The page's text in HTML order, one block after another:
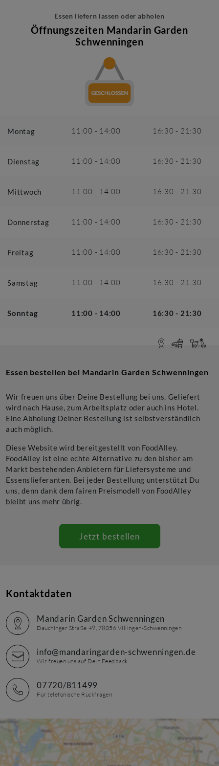
Essen liefern lassen oder abholen
Öffnungszeiten Mandarin Garden
Schwenningen
Montag 11:00 - 14:00 16:30 - 21:30
Dienstag 11:00 - 14:00 16:30 - 21:30
Mittwoch 11:00 - 14:00 16:30 - 21:30
Donnerstag 11:00 - 14:00 16:30 - 21:30
Freitag 11:00 - 14:00 16:30 - 21:30
Samstag 11:00 - 14:00 16:30 - 21:30
Sonntag 11:00 - 14:00 16:30 - 21:30
Essen bestellen bei Mandarin Garden Schwenningen
Wir freuen uns über Deine Bestellung bei uns. Geliefert
wird nach Hause, zum Arbeitsplatz oder auch ins Hotel.
Eine Abholung Deiner Bestellung ist selbstverständlich
auch möglich.
Diese Website wird bereitgestellt von FoodAlley.
FoodAlley ist eine echte Alternative zu den bisher am
Markt bestehenden Anbietern für Liefersysteme und
Essenslieferanten. Bei jeder Bestellung unterstützt Du
uns, denn dank dem fairen Preismodell von FoodAlley
bleibt uns mehr übrig.
Jetzt bestellen
Kontaktdaten
Mandarin Garden Schwenningen
Dauchinger Straße 49, 78056 Villingen-Schwenningen
info@mandaringarden-schwenningen.de
Wir freuen uns auf Dein Feedback
07720/811499
Für telefonische Rückfragen